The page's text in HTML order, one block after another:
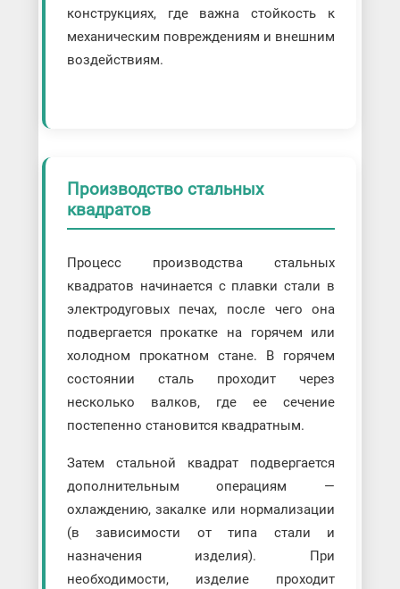
конструкциях, где важна стойкость к
механическим повреждениям и внешним
воздействиям.
Производство стальных
квадратов
Процесс производства стальных
квадратов начинается с плавки стали в
электродуговых печах, после чего она
подвергается прокатке на горячем или
холодном прокатном стане. В горячем
состоянии сталь проходит через
несколько валков, где ее сечение
постепенно становится квадратным.
Затем стальной квадрат подвергается
дополнительным операциям —
охлаждению, закалке или нормализации
(в зависимости от типа стали и
назначения изделия). При
необходимости, изделие проходит